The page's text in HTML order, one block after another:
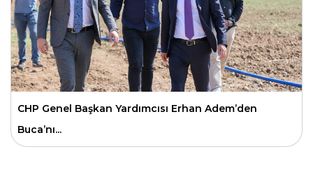
CHP Genel Başkan Yardımcısı Erhan Adem’den
Buca’nı...